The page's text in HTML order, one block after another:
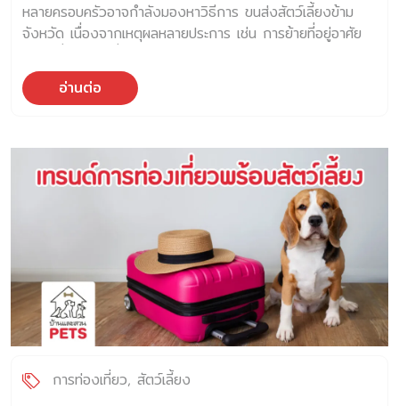
หลายครอบครัวอาจกำลังมองหาวิธีการ ขนส่งสัตว์เลี้ยงข้าม
จังหวัด เนื่องจากเหตุผลหลายประการ เช่น การย้ายที่อยู่อาศัย
ธุรกิจขนส่งเป็นหนึ่งในธุรกิจที่มีผู้ให้บริการอยู่หลากหลาย และ
สามารถเข้าถึงได้ง่ายกว่าในอดีตมาก และหนึ่งในบริการที่เริ่มได้
สัตว์เลี้ยงก็เกี่ยวข้องกับวิถีชีวิตมากขึ้น ขนส่งสัตว์เลี้ยงข้าม
จังหวัด เจ้าของควรพิจารณา อะไรบ้าง ข้อสำคัญที่สุดคือ การ
วางแผนล่วงหน้า เพื่อเตรียมพร้อมสำหรับการขนย้ายสัตว์เลี้ยง
อย่างปลอดภัย และไม่เครียด โดยสามารถเตรียมตัวตามขั้นตอน
ต่าง ๆ ดังนี้ 1. พาสัตว์เลี้ยงไปพบสัตวแพทย์ พาสัตว์เลี้ยงไป
พบสัตวแพทย์ก่อนวันที่จะเคลื่อนย้าย หรือเดินทางประมาณ 1
เดือน เพื่อให้เรามั่นใจว่า สัตว์เลี้ยงมีสุขภาพแข็งแรงเพียงพอที่จะ
เดินทางได้ นอกจากนี้ การพาสัตว์เลี้ยงไปพบสัตวแพทย์ยังเป็น
โอกาสที่จะได้ติดตามประวัติการรับวัคซีน หรือขอใบรับรองสำคัญ
ตรวจสอบเงื่อนไขเกี่ยวกับสัตว์เลี้ยงของจุดหมายปลายทาง สัตว์
อ่านต่อ
การท่องเที่ยว สัตว์เลี้ยง